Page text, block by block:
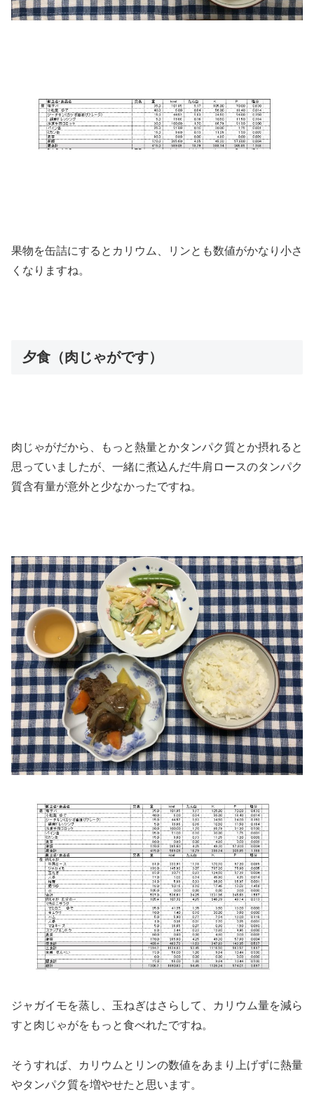
果物を缶詰にするとカリウム、リンとも数値がかなり小さ
くなりますね。
夕食（肉じゃがです）
肉じゃがだから、もっと熱量とかタンパク質とか摂れると
思っていましたが、一緒に煮込んだ牛肩ロースのタンパク
質含有量が意外と少なかったですね。
ジャガイモを蒸し、玉ねぎはさらして、カリウム量を減ら
すと肉じゃがをもっと食べれたですね。
そうすれば、カリウムとリンの数値をあまり上げずに熱量
やタンパク質を増やせたと思います。